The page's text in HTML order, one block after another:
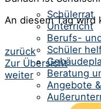
Schülerrat
Unterricht
Berufs-
Schüler
Beratung
Angebote
An diesem Tag wird
Beitrags-
Navigation
zurück
Zur Übersicht
weiter